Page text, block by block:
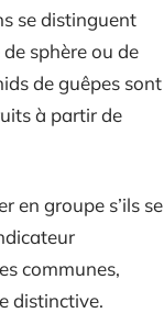
se distinguent
sphère ou de
de guêpes sont
à partir de
en groupe s’ils se
communes,
distinctive.